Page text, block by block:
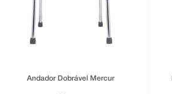
Andador Dobrável Mercur